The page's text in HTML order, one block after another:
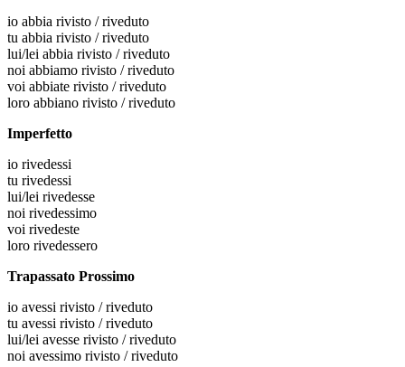
io abbia rivisto / riveduto
tu abbia rivisto / riveduto
lui/lei abbia rivisto / riveduto
noi abbiamo rivisto / riveduto
voi abbiate rivisto / riveduto
loro abbiano rivisto / riveduto
Imperfetto
io rivedessi
tu rivedessi
lui/lei rivedesse
noi rivedessimo
voi rivedeste
loro rivedessero
Trapassato Prossimo
io avessi rivisto / riveduto
tu avessi rivisto / riveduto
lui/lei avesse rivisto / riveduto
noi avessimo rivisto / riveduto